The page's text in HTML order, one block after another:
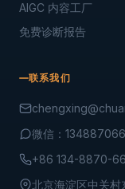
AIGC 内容工厂
免费诊断报告
联系我们
微信：
+86 134-8870-
北京海淀区中关村